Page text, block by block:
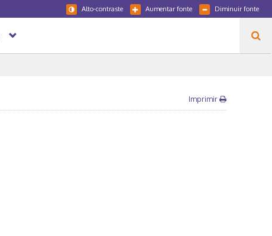
Diminuir fonte
Aumentar fonte
Alto-contraste
Imprimir